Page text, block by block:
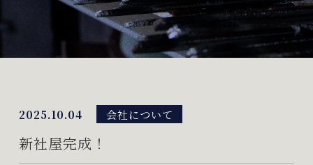
2025.10.04 会社について
新社屋完成！